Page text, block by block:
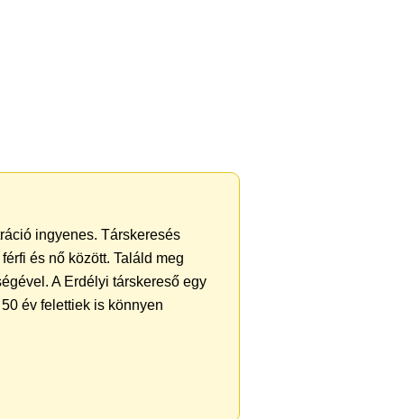
ingyenes. Társkeresés
és nő között. Találd meg
A Erdélyi társkereső egy
év felettiek is könnyen